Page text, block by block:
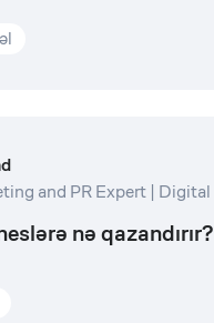
nə qazandırır?